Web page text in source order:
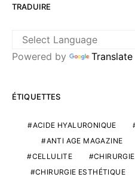
TRADUIRE
Powered by Translate
ÉTIQUETTES
ACIDE HYALURONIQUE
ANTI AGE MAGAZINE
CELLULITE
CHIRURGIE
CHIRURGIE ESTHÉTIQUE